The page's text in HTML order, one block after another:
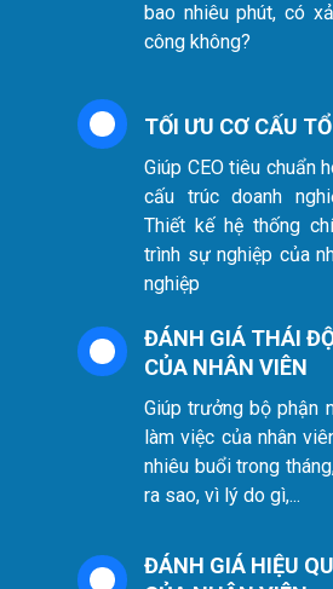
Giúp CEO tiêu chuẩn
cấu trúc doanh
Thiết kế hệ thống
trình sự nghiệp của
nghiệp
Giúp trưởng bộ phận
làm việc của nhân
nhiêu buổi trong
ra sao, vì lý do gì,...
ĐÁNH GIÁ THÁI
CỦA NHÂN VIÊN
bao nhiêu phút, có
công không?
TỐI ƯU CƠ CẤU
ĐÁNH GIÁ HIỆU